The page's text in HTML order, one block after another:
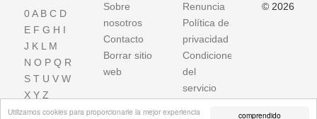
comprendido
Utilizamos cookies para proporcionarle la mejor experiencia
0A B C D
E F G H I
J K L M
N O P Q R
S T U V W
X Y Z
Sobre
nosotros
Contacto
Borrar sitio
web
Renuncia
Política de
privacidad
Condiciones
del
servicio
© 2026